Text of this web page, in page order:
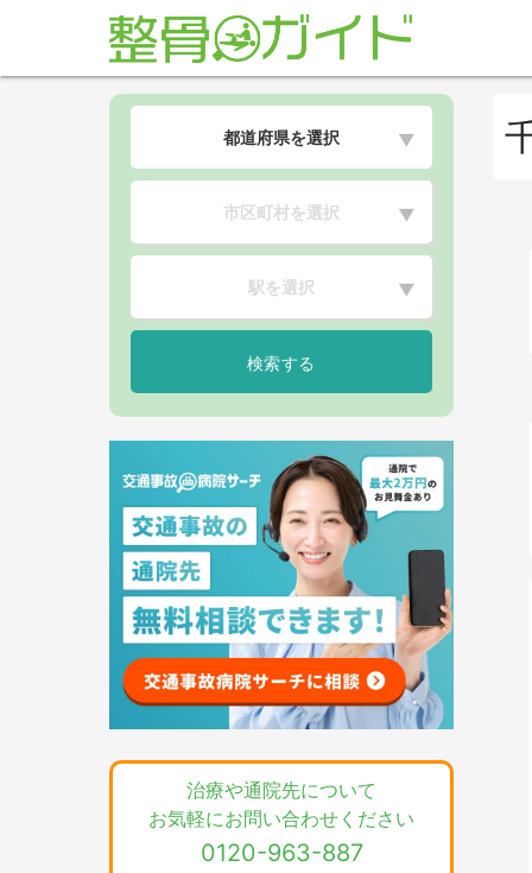
都道府県を選択 ▼
市区町村を選択 ▼
駅を選択 ▼
検索する
治療や通院先について
お気軽にお問い合わせください
0120-963-887